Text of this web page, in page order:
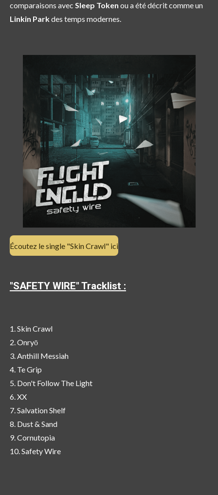
comparaisons avec Sleep Token ou a été décrit comme un
Linkin Parkdes temps modernes.
Écoutez le single "Skin Crawl" ici
"SAFETY WIRE" Tracklist :
1. Skin Crawl
2. Onryō
3. Anthill Messiah
4. Te Grip
5. Don't Follow The Light
6. XX
7. Salvation Shelf
8. Dust & Sand
9. Cornutopia
10. Safety Wire